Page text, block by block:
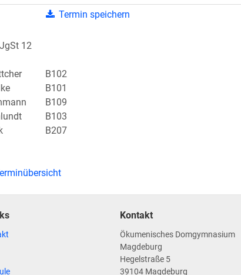
Termin speichern
12
B102
B101
B109
B103
B207
Kontakt
Ökumenisches Domgymnasium
Magdeburg
Hegelstraße 5
39104 Magdeburg